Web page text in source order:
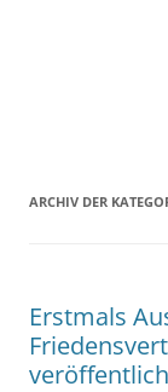
ARCHIV DER
Erstmals